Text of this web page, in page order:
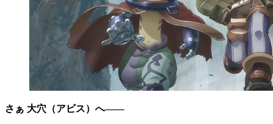
さぁ 大穴（アビス）へ――